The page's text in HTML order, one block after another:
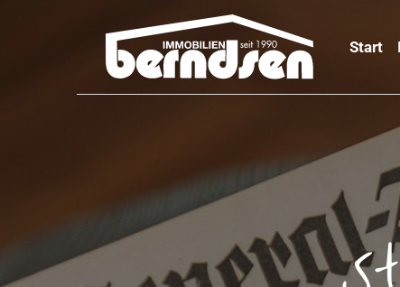
Start